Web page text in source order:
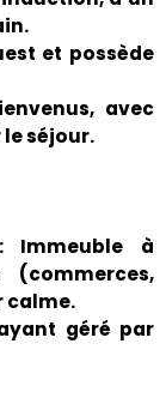
et possède
avec
séjour.
Immeuble à
calme.
géré par